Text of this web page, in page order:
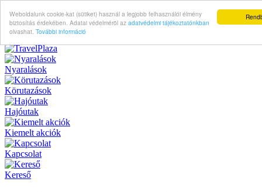
Weboldalunk cookie-kat (sütiket) használ a legjobb felhasználói élmény
biztosítás érdekében. Adatai védelméröl az adatvédelmi tájékoztatónkban
olvashat. További információ
Nyaralások
Körutazások
Hajóutak
Kiemelt akciók
Kapcsolat
Kereső